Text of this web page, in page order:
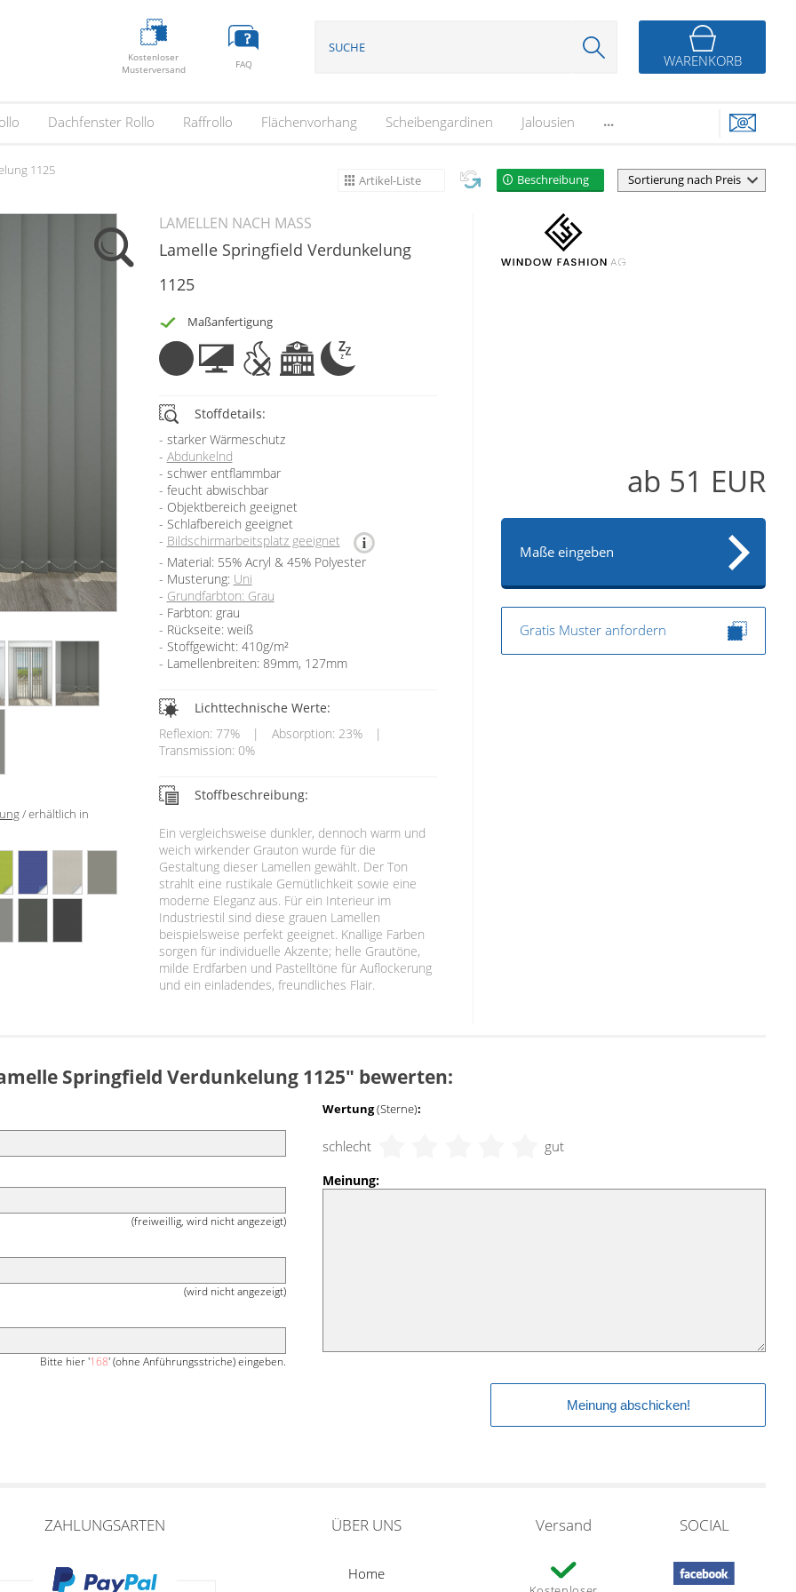
Kostenloser
Musterversand
FAQ WARENKORB
Dachfenster Rollo Raffrollo Flächenvorhang Scheibengardinen Jalousien ...
1125
Artikel-Liste Beschreibung
/ erhältlich in
LAMELLEN NACH MASS
Lamelle Springfield Verdunkelung
1125
Maßanfertigung
Stoffdetails:
starker Wärmeschutz
Abdunkelnd
schwer entflammbar
feucht abwischbar
Objektbereich geeignet
Schlafbereich geeignet
Bildschirmarbeitsplatz geeignet
Material: 55% Acryl & 45% Polyester
Musterung: Uni
Grundfarbton: Grau
Farbton: grau
Rückseite: weiß
Stoffgewicht: 410g/m²
Lamellenbreiten: 89mm, 127mm
Lichttechnische Werte:
Reflexion: 77%
| Absorption: 23%
|
Transmission: 0%
Stoffbeschreibung:
Ein vergleichsweise dunkler, dennoch warm und
weich wirkender Grauton wurde für die
Gestaltung dieser Lamellen gewählt. Der Ton
strahlt eine rustikale Gemütlichkeit sowie eine
moderne Eleganz aus. Für ein Interieur im
Industriestil sind diese grauen Lamellen
beispielsweise perfekt geeignet. Knallige Farben
sorgen für individuelle Akzente; helle Grautöne,
milde Erdfarben und Pastelltöne für Auflockerung
und ein einladendes, freundliches Flair.
ab 51 EUR
Maße eingeben
Gratis Muster anfordern
Springfield Verdunkelung 1125" bewerten:
(freiweillig, wird nicht angezeigt)
(wird nicht angezeigt)
Bitte hier '168' (ohne Anführungsstriche) eingeben.
Wertung(Sterne):
schlecht gut
Meinung:
ZAHLUNGSARTEN ÜBER UNS
Home
Versand SOCIAL